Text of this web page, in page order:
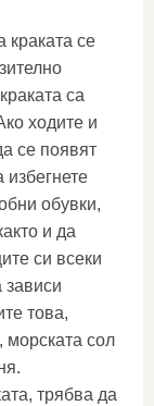
краката се
са
ходите и
се появят
обувки,
и да
си всеки
зависи
това,
морската сол
трябва да